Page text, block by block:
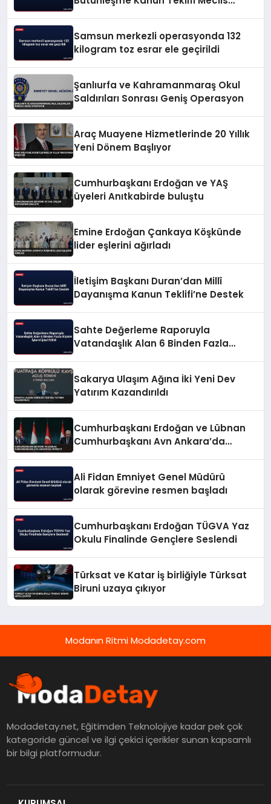
Samsun merkezli operasyonda 132
kilogram toz esrar ele geçirildi
Şanlıurfa ve Kahramanmaraş Okul
Saldırıları Sonrası Geniş Operasyon
Araç Muayene Hizmetlerinde 20 Yıllık
Yeni Dönem Başlıyor
Cumhurbaşkanı Erdoğan ve YAŞ
üyeleri Anıtkabirde buluştu
Emine Erdoğan Çankaya Köşkünde
lider eşlerini ağırladı
İletişim Başkanı Duran’dan Millî
Dayanışma Kanun Teklifi’ne Destek
Sahte Değerleme Raporuyla
Vatandaşlık Alan 6 Binden Fazla
Sakarya Ulaşım Ağına İki Yeni Dev
Yatırım Kazandırıldı
Cumhurbaşkanı Erdoğan ve Lübnan
Cumhurbaşkanı Avn Ankara’da
Ali Fidan Emniyet Genel Müdürü
olarak görevine resmen başladı
Cumhurbaşkanı Erdoğan TÜGVA Yaz
Okulu Finalinde Gençlere Seslendi
Türksat ve Katar iş birliğiyle Türksat
Biruni uzaya çıkıyor
Modanın Ritmi Modadetay.com
Modadetay.net, Eğitimden Teknolojiye kadar pek çok
kategoride güncel ve ilgi çekici içerikler sunan kapsamlı
bir bilgi platformudur.